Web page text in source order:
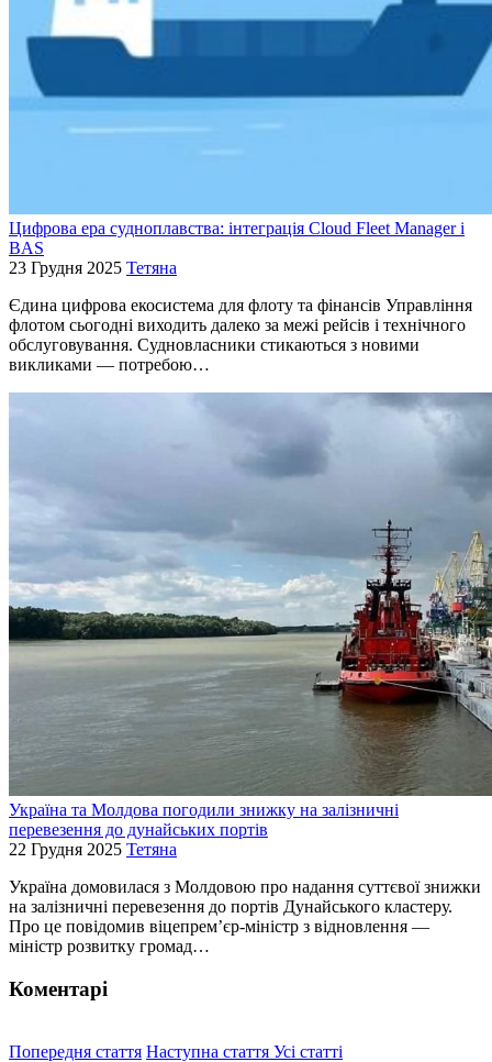
Цифрова ера судноплавства: інтеграція Cloud Fleet Manager і
BAS
23 Грудня 2025 Тетяна
Єдина цифрова екосистема для флоту та фінансів Управління
флотом сьогодні виходить далеко за межі рейсів і технічного
обслуговування. Судновласники стикаються з новими
викликами — потребою…
Україна та Молдова погодили знижку на залізничні
перевезення до дунайських портів
22 Грудня 2025 Тетяна
Україна домовилася з Молдовою про надання суттєвої знижки
на залізничні перевезення до портів Дунайського кластеру.
Про це повідомив віцепрем’єр-міністр з відновлення —
міністр розвитку громад…
Коментарі
Попередня стаття Наступна стаття Усі статті